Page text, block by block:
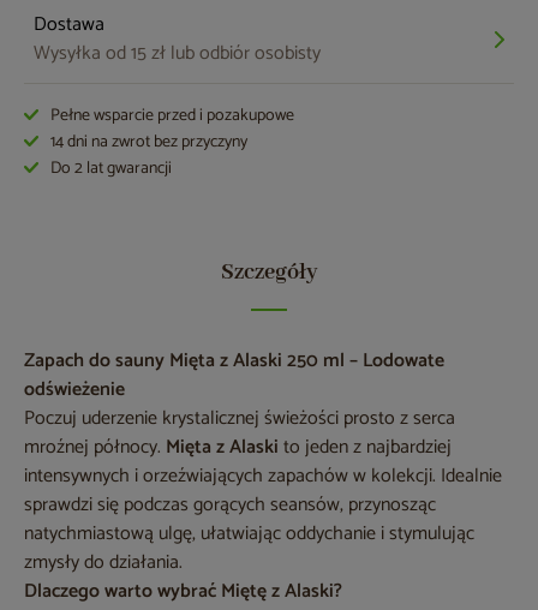
Dostawa
Wysyłka od 15 zł lub odbiór osobisty
Pełne wsparcie przed i pozakupowe
14 dni na zwrot bez przyczyny
Do 2 lat gwarancji
Szczegóły
Zapach do sauny Mięta z Alaski 250 ml – Lodowate
odświeżenie
Poczuj uderzenie krystalicznej świeżości prosto z serca
mroźnej północy. Mięta z Alaskito jeden z najbardziej
intensywnych i orzeźwiających zapachów w kolekcji. Idealnie
sprawdzi się podczas gorących seansów, przynosząc
natychmiastową ulgę, ułatwiając oddychanie i stymulując
zmysły do działania.
Dlaczego warto wybrać Miętę z Alaski?